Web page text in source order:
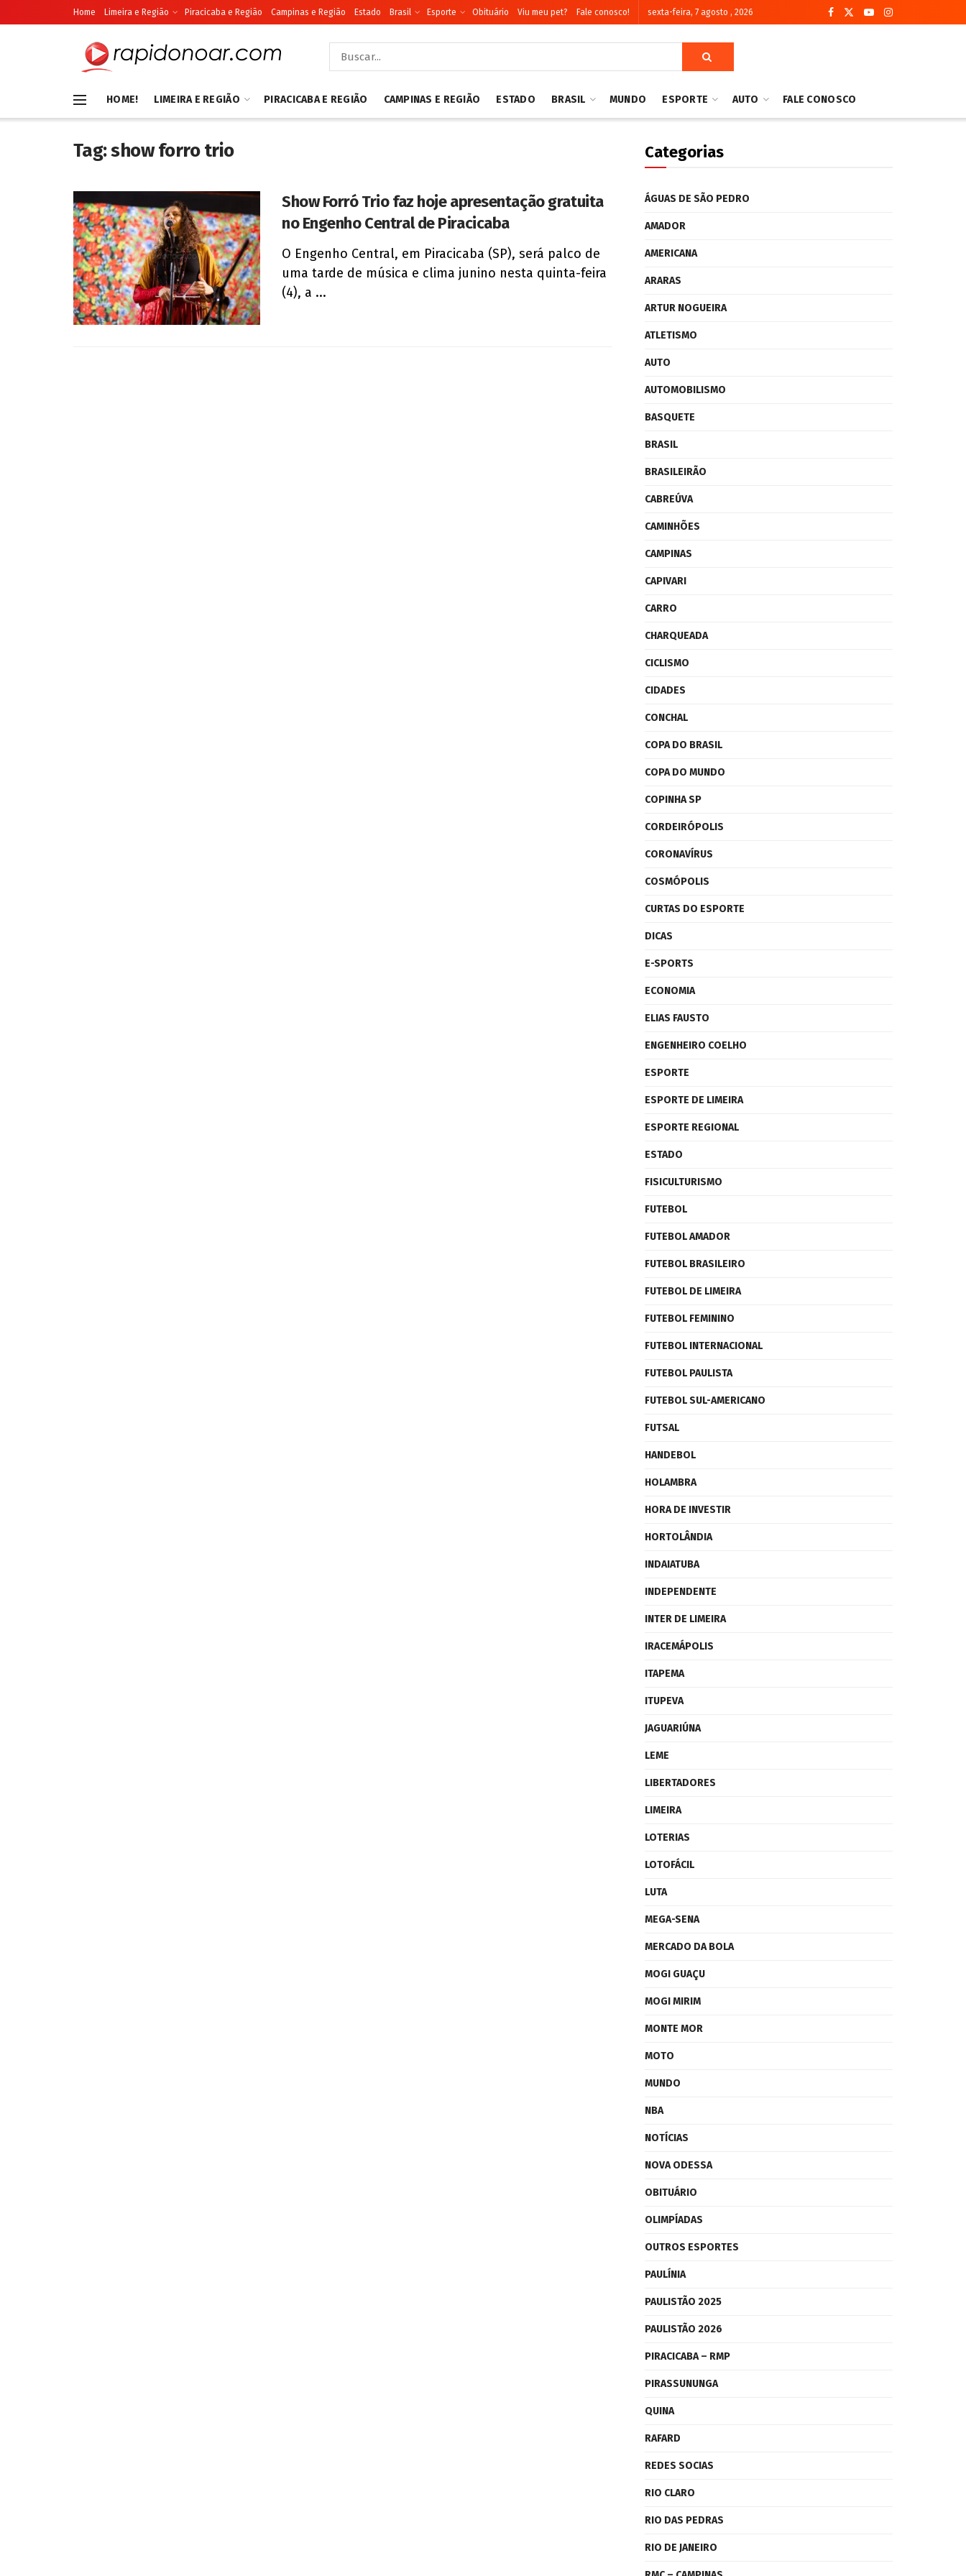
Home Limeira e Região Piracicaba e Região Campinas e Região Estado Brasil Esporte Obituário Viu meu pet? Fale conosco! sexta-feira, 7 agosto , 2026
HOME! LIMEIRA E REGIÃO PIRACICABA E REGIÃO CAMPINAS E REGIÃO ESTADO BRASIL MUNDO ESPORTE AUTO FALE CONOSCO
Tag:show forro trio
Show Forró Trio faz hoje apresentação gratuita
no Engenho Central de Piracicaba
O Engenho Central, em Piracicaba (SP), será palco de
uma tarde de música e clima junino nesta quinta-feira
(4), a ...
Categorias
ÁGUAS DE SÃO PEDRO
AMADOR
AMERICANA
ARARAS
ARTUR NOGUEIRA
ATLETISMO
AUTO
AUTOMOBILISMO
BASQUETE
BRASIL
BRASILEIRÃO
CABREÚVA
CAMINHÕES
CAMPINAS
CAPIVARI
CARRO
CHARQUEADA
CICLISMO
CIDADES
CONCHAL
COPA DO BRASIL
COPA DO MUNDO
COPINHA SP
CORDEIRÓPOLIS
CORONAVÍRUS
COSMÓPOLIS
CURTAS DO ESPORTE
DICAS
E-SPORTS
ECONOMIA
ELIAS FAUSTO
ENGENHEIRO COELHO
ESPORTE
ESPORTE DE LIMEIRA
ESPORTE REGIONAL
ESTADO
FISICULTURISMO
FUTEBOL
FUTEBOL AMADOR
FUTEBOL BRASILEIRO
FUTEBOL DE LIMEIRA
FUTEBOL FEMININO
FUTEBOL INTERNACIONAL
FUTEBOL PAULISTA
FUTEBOL SUL-AMERICANO
FUTSAL
HANDEBOL
HOLAMBRA
HORA DE INVESTIR
HORTOLÂNDIA
INDAIATUBA
INDEPENDENTE
INTER DE LIMEIRA
IRACEMÁPOLIS
ITAPEMA
ITUPEVA
JAGUARIÚNA
LEME
LIBERTADORES
LIMEIRA
LOTERIAS
LOTOFÁCIL
LUTA
MEGA-SENA
MERCADO DA BOLA
MOGI GUAÇU
MOGI MIRIM
MONTE MOR
MOTO
MUNDO
NBA
NOTÍCIAS
NOVA ODESSA
OBITUÁRIO
OLIMPÍADAS
OUTROS ESPORTES
PAULÍNIA
PAULISTÃO 2025
PAULISTÃO 2026
PIRACICABA – RMP
PIRASSUNUNGA
QUINA
RAFARD
REDES SOCIAS
RIO CLARO
RIO DAS PEDRAS
RIO DE JANEIRO